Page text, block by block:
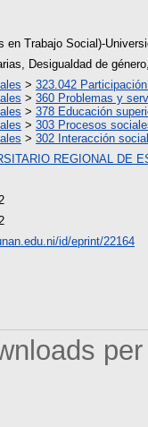
en Trabajo Social)-
Desigualdad de
> 323.042
> 360 Problemas y
> 378 Educación
> 303 Procesos
> 302 Interacción social
REGIONAL DE
id/eprint/22164